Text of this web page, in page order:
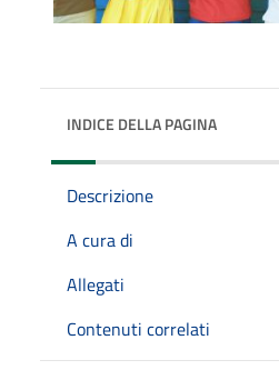
INDICE DELLA PAGINA
Descrizione
A cura di
Allegati
Contenuti correlati